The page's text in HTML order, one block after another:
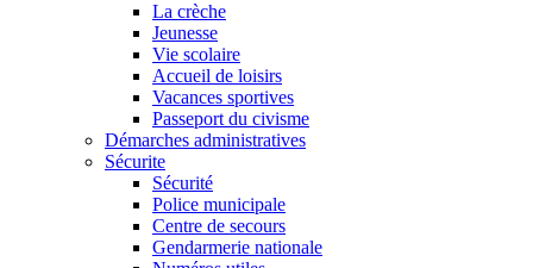
La crèche
Jeunesse
Vie scolaire
Accueil de loisirs
Vacances sportives
Passeport du civisme
Démarches administratives
Sécurite
Sécurité
Police municipale
Centre de secours
Gendarmerie nationale